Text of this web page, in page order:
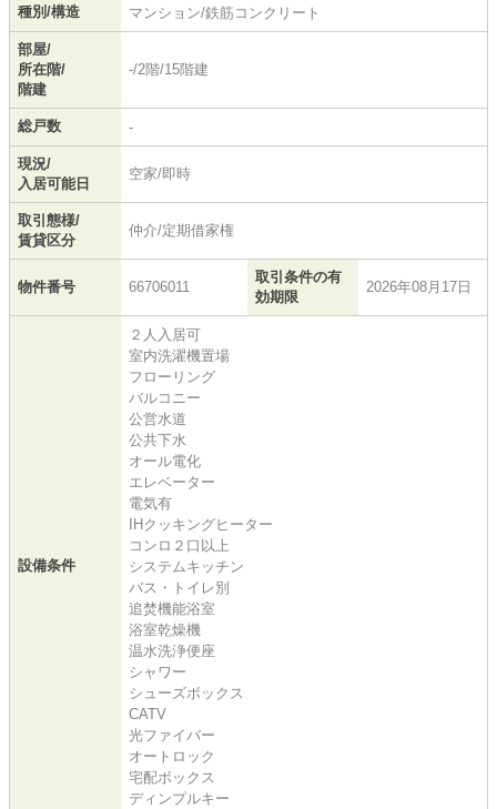
種別/構造 マンション/鉄筋コンクリート
部屋/
所在階/
階建
-/2階/15階建
総戸数 -
現況/
入居可能日
空家/即時
取引態様/
賃貸区分
仲介/定期借家権
物件番号 66706011
取引条件の有
効期限
2026年08月17日
設備条件
２人入居可
室内洗濯機置場
フローリング
バルコニー
公営水道
公共下水
オール電化
エレベーター
電気有
IHクッキングヒーター
コンロ２口以上
システムキッチン
バス・トイレ別
追焚機能浴室
浴室乾燥機
温水洗浄便座
シャワー
シューズボックス
CATV
光ファイバー
オートロック
宅配ボックス
ディンプルキー